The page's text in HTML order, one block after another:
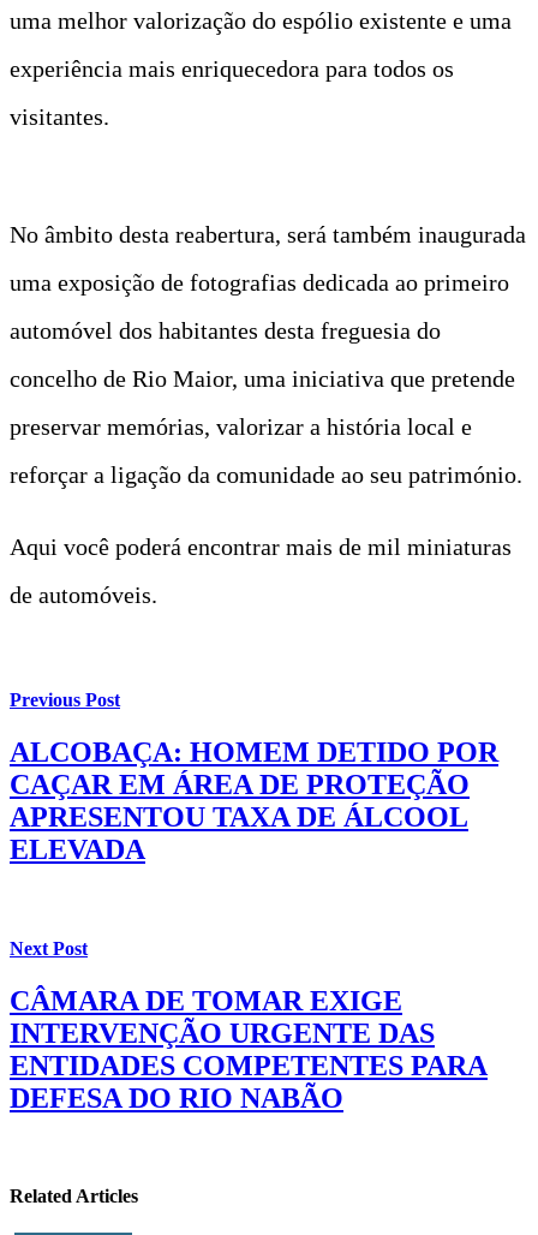
uma melhor valorização do espólio existente e uma
experiência mais enriquecedora para todos os
visitantes.
No âmbito desta reabertura, será também inaugurada
uma exposição de fotografias dedicada ao primeiro
automóvel dos habitantes desta freguesia do
concelho de Rio Maior, uma iniciativa que pretende
preservar memórias, valorizar a história local e
reforçar a ligação da comunidade ao seu património.
Aqui você poderá encontrar mais de mil miniaturas
de automóveis.
Previous Post
ALCOBAÇA: HOMEM DETIDO POR
CAÇAR EM ÁREA DE PROTEÇÃO
APRESENTOU TAXA DE ÁLCOOL
ELEVADA
Next Post
CÂMARA DE TOMAR EXIGE
INTERVENÇÃO URGENTE DAS
ENTIDADES COMPETENTES PARA
DEFESA DO RIO NABÃO
Related Articles